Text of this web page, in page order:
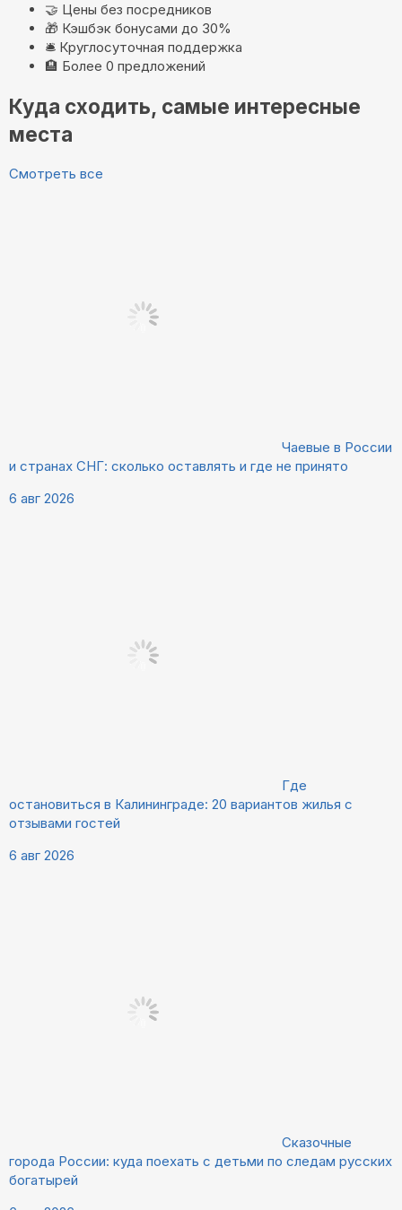
🤝 Цены без посредников
🎁 Кэшбэк бонусами до 30%
🛎️ Круглосуточная поддержка
🏨 Более 0 предложений
Куда сходить, самые интересные
места
Смотреть все
Чаевые в России
и странах СНГ: сколько оставлять и где не принято
6 авг 2026
Где
остановиться в Калининграде: 20 вариантов жилья с
отзывами гостей
6 авг 2026
Сказочные
города России: куда поехать с детьми по следам русских
богатырей